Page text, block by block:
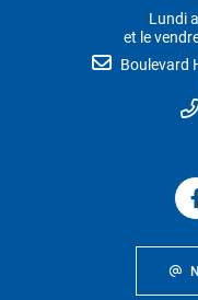
Lundi
et le
Boulevard